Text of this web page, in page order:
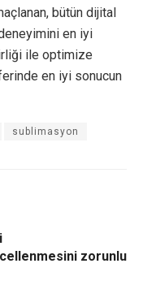
bütün dijital
en iyi
ile optimize
en iyi sonucun
sublimasyon
zorunlu